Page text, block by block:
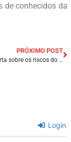
de conhecidos da
PRÓXIMO POST
Campanha alerta sobre os riscos do feminicídio.
Login